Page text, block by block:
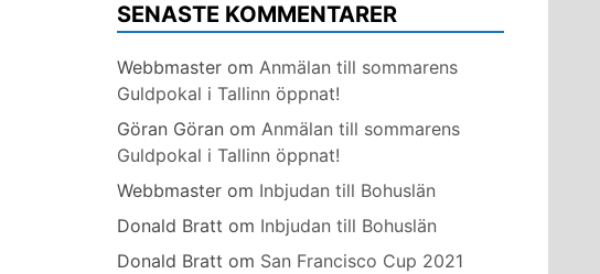
SENASTE KOMMENTARER
Webbmaster om Anmälan till sommarens
Guldpokal i Tallinn öppnat!
Göran Göran om Anmälan till sommarens
Guldpokal i Tallinn öppnat!
Webbmaster om Inbjudan till Bohuslän
Donald Bratt om Inbjudan till Bohuslän
Donald Bratt om San Francisco Cup 2021